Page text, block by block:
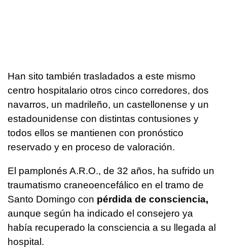
Han sito también trasladados a este mismo
centro hospitalario otros cinco corredores, dos
navarros, un madrileño, un castellonense y un
estadounidense con distintas contusiones y
todos ellos se mantienen con pronóstico
reservado y en proceso de valoración.
El pamplonés A.R.O., de 32 años, ha sufrido un
traumatismo craneoencefálico en el tramo de
Santo Domingo con pérdida de consciencia,
aunque según ha indicado el consejero ya
había recuperado la consciencia a su llegada al
hospital.